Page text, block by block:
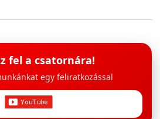
fel a csatornára!
egy feliratkozással